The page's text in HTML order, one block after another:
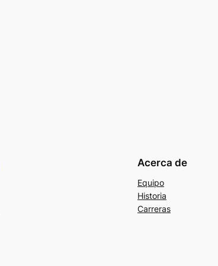
Acerca de
Equipo
Historia
Carreras